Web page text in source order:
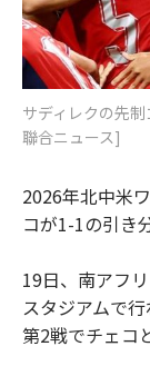
サディレクの先
聯合ニュース]
2026年北中米
コが1-1の引き
19日、南アフ
スタジアムで
第2戦でチェコ